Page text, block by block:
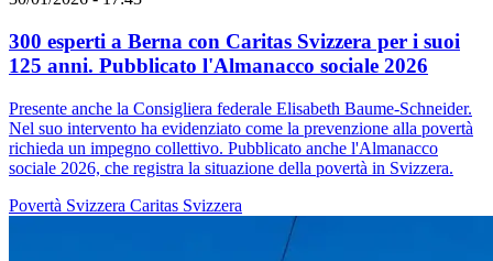
300 esperti a Berna con Caritas Svizzera per i suoi
125 anni. Pubblicato l'Almanacco sociale 2026
Presente anche la Consigliera federale Elisabeth Baume-Schneider.
Nel suo intervento ha evidenziato come la prevenzione alla povertà
richieda un impegno collettivo. Pubblicato anche l'Almanacco
sociale 2026, che registra la situazione della povertà in Svizzera.
Povertà Svizzera Caritas Svizzera